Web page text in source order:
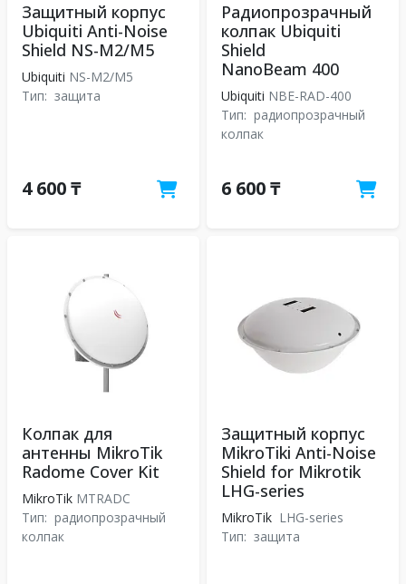
Защитный корпус
Ubiquiti Anti-Noise
Shield NS-M2/M5
Ubiquiti NS-M2/M5
Тип: защита
4 600 ₸
Радиопрозрачный
колпак Ubiquiti
Shield
NanoBeam 400
Ubiquiti NBE-RAD-400
Тип: радиопрозрачный
колпак
6 600 ₸
Колпак для
антенны MikroTik
Radome Cover Kit
MikroTik MTRADC
Тип: радиопрозрачный
колпак
Защитный корпус
MikroTiki Anti-Noise
Shield for Mikrotik
LHG-series
MikroTik LHG-series
Тип: защита